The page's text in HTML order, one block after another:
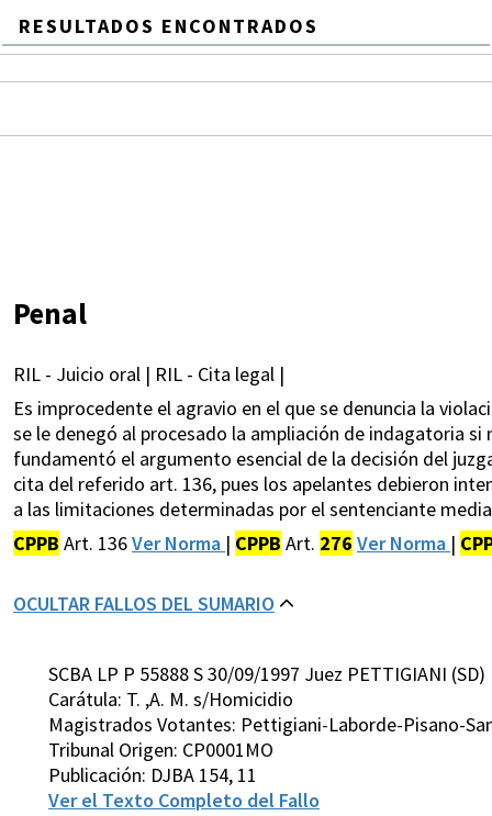
RESULTADOS ENCONTRADOS
Penal
RIL - Juicio oral | RIL - Cita legal |
Es improcedente el agravio en el que se denuncia la
se le denegó al procesado la ampliación de indagatoria
fundamentó el argumento esencial de la decisión del
cita del referido art. 136, pues los apelantes debieron
a las limitaciones determinadas por el sentenciante
CPPB Art. 136Ver Norma | CPPB Art. 276 Ver Norma |
OCULTAR FALLOS DEL SUMARIO
SCBA LP P 55888 S 30/09/1997 Juez PETTIGIANI (SD)
Carátula: T. ,A. M. s/Homicidio
Magistrados Votantes: Pettigiani-Laborde-Pisano-
Tribunal Origen: CP0001MO
Publicación: DJBA 154, 11
Ver el Texto Completo del Fallo